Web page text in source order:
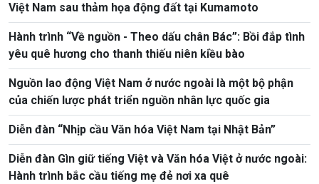
Việt Nam sau thảm họa động đất tại Kumamoto
Hành trình “Về nguồn - Theo dấu chân Bác”: Bồi đắp tình
yêu quê hương cho thanh thiếu niên kiều bào
Nguồn lao động Việt Nam ở nước ngoài là một bộ phận
của chiến lược phát triển nguồn nhân lực quốc gia
Diễn đàn “Nhịp cầu Văn hóa Việt Nam tại Nhật Bản”
Diễn đàn Gìn giữ tiếng Việt và Văn hóa Việt ở nước ngoài:
Hành trình bắc cầu tiếng mẹ đẻ nơi xa quê